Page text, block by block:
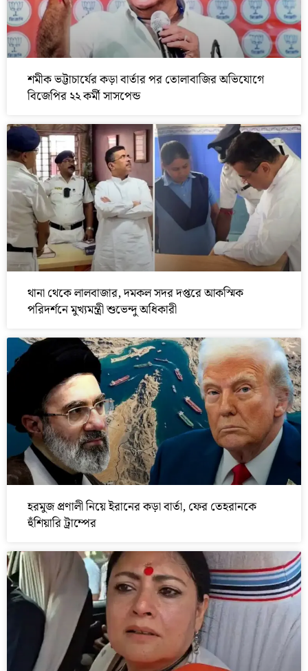
শমীক ভট্টাচার্যের কড়া বার্তার পর তোলাবাজির অভিযোগে
বিজেপির ২২ কর্মী সাসপেন্ড
থানা থেকে লালবাজার, দমকল সদর দপ্তরে আকস্মিক
পরিদর্শনে মুখ্যমন্ত্রী শুভেন্দু অধিকারী
হরমুজ প্রণালী নিয়ে ইরানের কড়া বার্তা, ফের তেহরানকে
হুঁশিয়ারি ট্রাম্পের